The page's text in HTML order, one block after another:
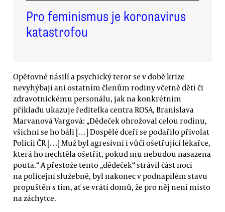
Pro feminismus je koronavirus
katastrofou
Opětovné násilí a psychický teror se v době krize
nevyhýbají ani ostatním členům rodiny včetně dětí či
zdravotnickému personálu, jak na konkrétním
příkladu ukazuje ředitelka centra ROSA, Branislava
Marvanová Vargová: „Dědeček ohrožoval celou rodinu,
všichni se ho báli […] Dospělé dceři se podařilo přivolat
Policii ČR […] Muž byl agresivní i vůči ošetřující lékařce,
která ho nechtěla ošetřit, pokud mu nebudou nasazena
pouta.“ A přestože tento „dědeček“ strávil část noci
na policejní služebně, byl nakonec v podnapilém stavu
propuštěn s tím, ať se vrátí domů, že pro něj není místo
na záchytce.